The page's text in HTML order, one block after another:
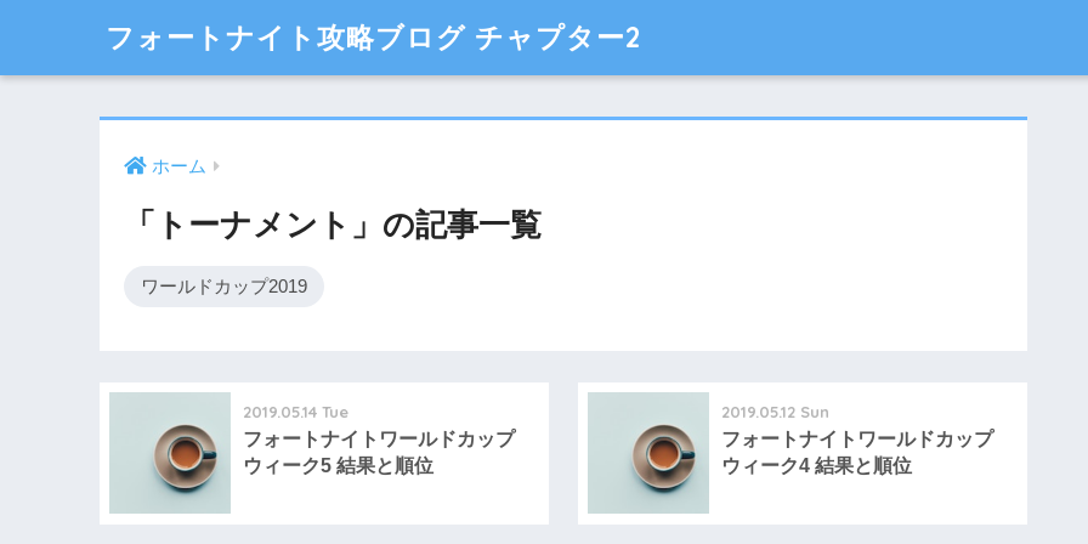
フォートナイト攻略ブログ チャプター2
ホーム
「トーナメント」の記事一覧
ワールドカップ2019
2019.05.14 Tue
フォートナイトワールドカップ
ウィーク5 結果と順位
2019.05.12 Sun
フォートナイトワールドカップ
ウィーク4 結果と順位